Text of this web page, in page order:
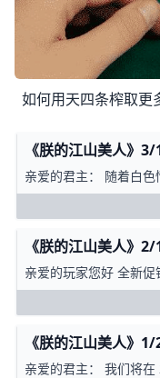
《朕的江山美人》
亲爱的君主： 随着白
《朕的江山美人》
亲爱的玩家您好 全新
《朕的江山美人》
亲爱的君主： 我们将